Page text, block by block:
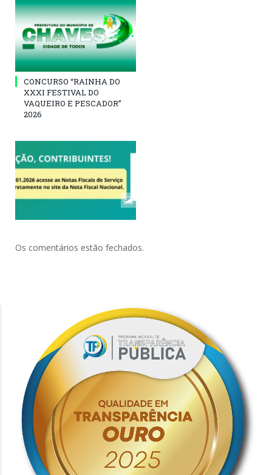
CONCURSO “RAINHA DO
XXXI FESTIVAL DO
VAQUEIRO E PESCADOR”
2026
Os comentários estão fechados.